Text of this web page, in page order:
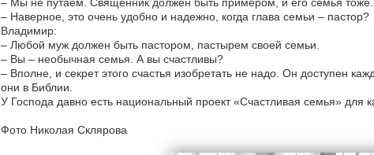
– Мы не путаем. Священник должен быть примером, и его семья
– Наверное, это очень удобно и надежно, когда глава семьи – пастор?
Владимир:
– Любой муж должен быть пастором, пастырем своей семьи.
– Вы – необычная семья. А вы счастливы?
– Вполне, и секрет этого счастья изобретать не надо. Он доступен
они в Библии.
У Господа давно есть национальный проект «Счастливая семья» для
Фото Николая Склярова